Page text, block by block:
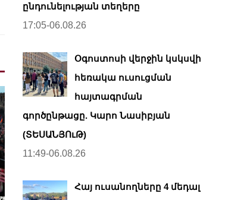
ընդունելության տեղերը
17:05-06.08.26
Օգոստոսի վերջին կսկսվի
հեռակա ուսուցման
հայտագրման
գործընթացը. Կարո Նասիբյան
(ՏԵՍԱՆՅՈւԹ)
11:49-06.08.26
Հայ ուսանողները 4 մեդալ